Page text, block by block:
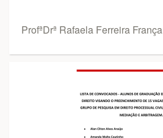
ProfªDrª Rafaela Ferreira França